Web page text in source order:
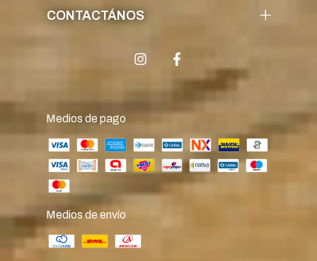
CONTACTÁNOS
Medios de pago
Medios de envío